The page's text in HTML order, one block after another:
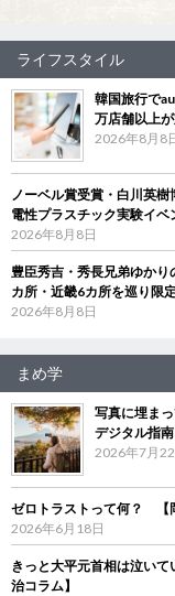
ライフスタイル
韓国旅行で
万店舗以上
2026年8月8
ノーベル賞受賞・白川英
電性プラスチック実験イベ
2026年8月8日
豊臣秀吉・秀長兄弟ゆか
カ所・近畿6カ所を巡り限
2026年8月8日
まめ学
写真に埋ま
デジタル指南
2026年7月
ゼロトラストって何？ 【
2026年6月18日
きっと大平元首相は泣い
治コラム】